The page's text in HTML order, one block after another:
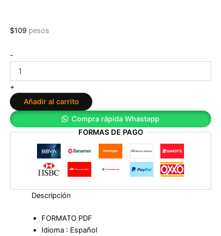
$109 pesos
-
danza
de
los
Maestros
Wu
de
+
Añadir al carrito
Compra rápida Whastapp
FORMAS DE PAGO
Descripción
FORMATO PDF
Idioma : Español